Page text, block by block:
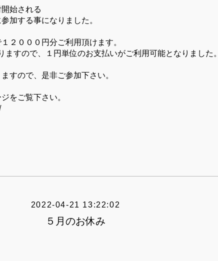
始される
加する事になりました。
２０００円分ご利用頂けます。
ますので、１円単位のお支払いがご利用可能となりました。
すので、是非ご参加下さい。
をご覧下さい。
2022-04-21 13:22:02
５月のお休み